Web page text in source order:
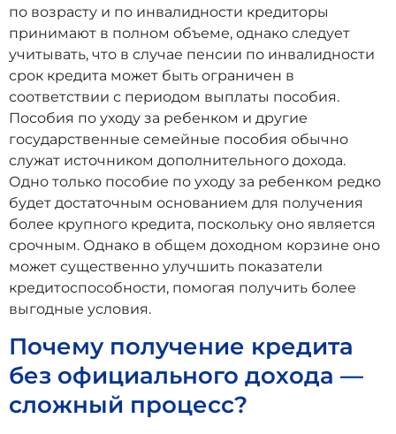
по возрасту и по инвалидности кредиторы
принимают в полном объеме, однако следует
учитывать, что в случае пенсии по инвалидности
срок кредита может быть ограничен в
соответствии с периодом выплаты пособия.
Пособия по уходу за ребенком и другие
государственные семейные пособия обычно
служат источником дополнительного дохода.
Одно только пособие по уходу за ребенком редко
будет достаточным основанием для получения
более крупного кредита, поскольку оно является
срочным. Однако в общем доходном корзине оно
может существенно улучшить показатели
кредитоспособности, помогая получить более
выгодные условия.
Почему получение кредита
без официального дохода —
сложный процесс?